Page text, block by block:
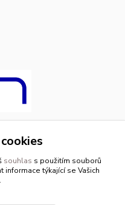
souhlas s použitím souborů
informace týkající se Vašich